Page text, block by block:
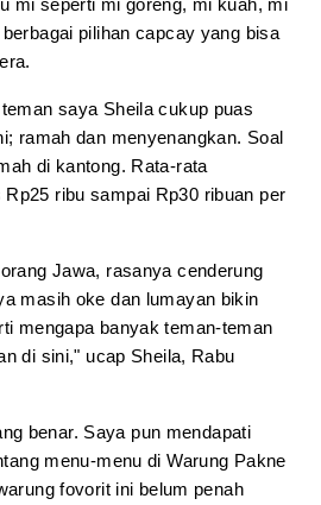
pilihan capcay yang bisa
saya Sheila cukup puas
ramah dan menyenangkan. Soal
di kantong. Rata-rata
ribu sampai Rp30 ribuan per
Jawa, rasanya cenderung
masih oke dan lumayan bikin
mengapa banyak teman-teman
di sini," ucap Sheila, Rabu
benar. Saya pun mendapati
menu-menu di Warung Pakne
fovorit ini belum penah